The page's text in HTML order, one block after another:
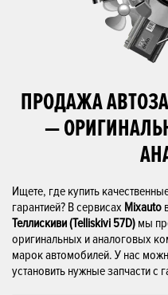
ПРОДАЖА
—
Ищете, где купить
гарантией? В сервисах Mixauto
Теллискиви (Telliskivi 57D) мы
оригинальных и аналоговых
марок автомобилей. У нас
установить нужные запчасти с